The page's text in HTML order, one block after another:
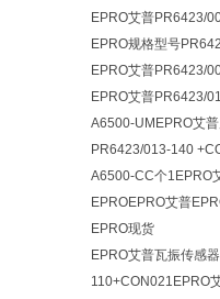
EPRO艾普PR6423/
EPRO规格型号
EPRO艾普PR6423/
EPRO艾普PR6423/
A6500-UMEPRO艾
PR6423/013-140
A6500-CC个1EPRO
EPROEPRO艾普
EPRO现货
EPRO艾普瓦振传感
110+CON021EPRO